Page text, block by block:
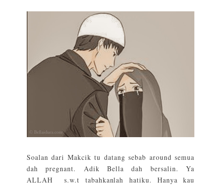
Soalan dari Makcik tu datang sebab around semua
dah pregnant. Adik Bella dah bersalin. Ya
ALLAH s.w.t tabahkanlah hatiku. Hanya kau